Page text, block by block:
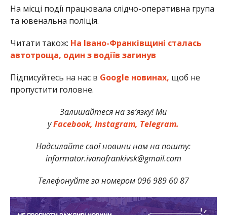
На місці події працювала слідчо-оперативна група
та ювенальна поліція.
Читати також: На Івано-Франківщині сталась
автотроща, один з водіїв загинув
Підписуйтесь на нас в Google новинах, щоб не
пропустити головне.
Залишайтеся на зв’язку! Ми
уFacebook, Instagram, Telegram.
Надсилайте свої новини нам на пошту:
informator.ivanofrankivsk@gmail.com
Телефонуйте за номером 096 989 60 87